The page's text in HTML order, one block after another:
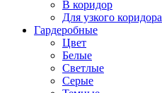
В коридор
Для узкого коридора
Гардеробные
Цвет
Белые
Светлые
Серые